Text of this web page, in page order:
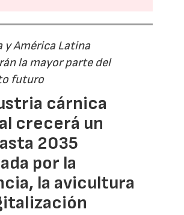
y América Latina
la mayor parte del
futuro
cárnica
crecerá un
2035
por la
la avicultura